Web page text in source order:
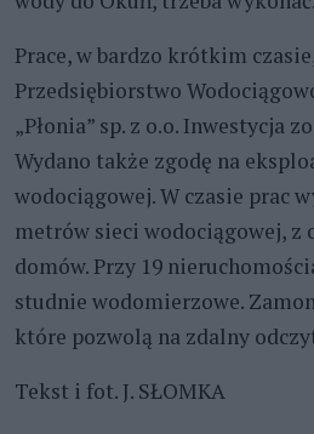
Prace, w bardzo krótkim
Przedsiębiorstwo
„Płonia” sp. z o.o. Inwestycja
Wydano także zgodę na
wodociągowej. W czasie prac
metrów sieci wodociągowej, z
domów. Przy 19
studnie wodomierzowe.
które pozwolą na zdalny
Tekst i fot. J. SŁOMKA